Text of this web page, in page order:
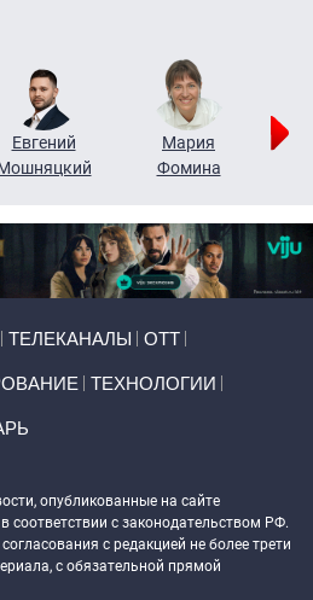
Евгений
Мария
Фомина
ТЕЛЕКАНАЛЫ ОТТ
ТЕХНОЛОГИИ
опубликованные на сайте
соответствии с законодательством РФ.
с редакцией не более трети
с обязательной прямой